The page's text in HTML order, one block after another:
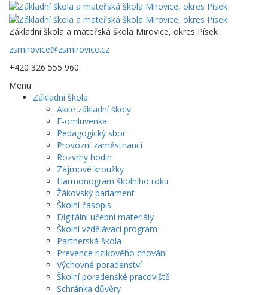
Základní škola a mateřská škola Mirovice, okres Písek
zsmirovice@zsmirovice.cz
+420 326 555 960
Menu
Základní škola
Akce základní školy
E-omluvenka
Pedagogický sbor
Provozní zaměstnanci
Rozvrhy hodin
Zájmové kroužky
Harmonogram školního roku
Žákovský parlament
Školní časopis
Digitální učební materiály
Školní vzdělávací program
Partnerská škola
Prevence rizikového chování
Výchovné poradenství
Školní poradenské pracoviště
Schránka důvěry